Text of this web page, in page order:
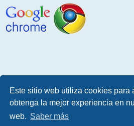
Este sitio web utiliza cookies para
obtenga la mejor experiencia en
web. Saber más